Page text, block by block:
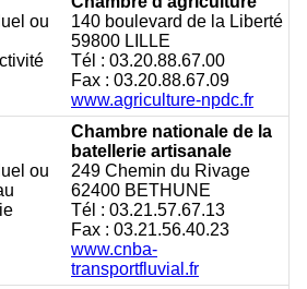
ou
140 boulevard de la Liberté
59800 LILLE
Tél : 03.20.88.67.00
Fax : 03.20.88.67.09
www.agriculture-npdc.fr
ou
Chambre nationale de la
batellerie artisanale
249 Chemin du Rivage
62400 BETHUNE
Tél : 03.21.57.67.13
Fax : 03.21.56.40.23
www.cnba-
transportfluvial.fr